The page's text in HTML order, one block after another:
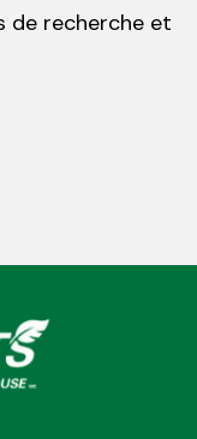
de recherche et